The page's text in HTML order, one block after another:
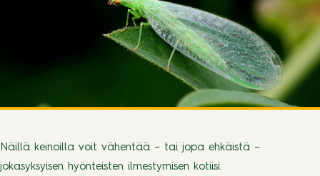
Näillä keinoilla voit vähentää – tai jopa ehkäistä –
jokasyksyisen hyönteisten ilmestymisen kotiisi.